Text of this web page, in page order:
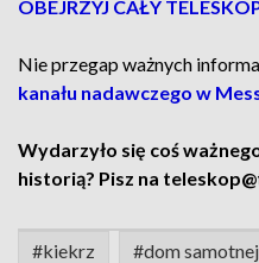
OBEJRZYJ CAŁY
Nie przegap ważnych
kanału nadawczego w
Wydarzyło się coś
historią? Pisz na
#kiekrz #dom